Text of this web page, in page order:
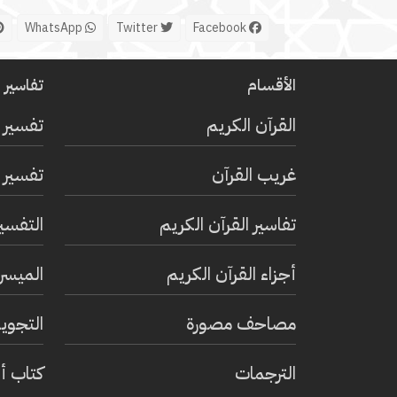
Facebook
Twitter
الأقسام
القرآن الكريم
غريب القرآن
تفاسير القرآن الكريم
أجزاء القرآن الكريم
مصاحف مصورة
الترجمات
تفسير
كتاب